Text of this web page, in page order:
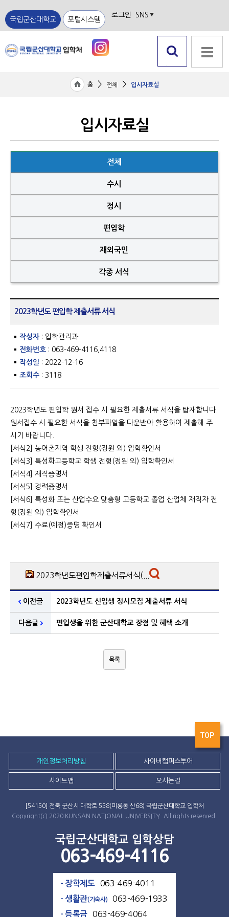
국립군산대학교 포털시스템
로그인 SNS
홈 > 전체 > 입시자료실
입시자료실
전체
수시
정시
편입학
재외국민
각종 서식
2023학년도 편입학 제출서류 서식
작성자 : 입학관리과
전화번호 : 063-469-4116,4118
작성일 : 2022-12-16
조회수 : 3118
2023학년도 편입학 원서 접수 시 필요한 제출서류 서식을 탑재합니다.
원서접수 시 필요한 서식을 첨부파일을 다운받아 활용하여 제출해 주
시기 바랍니다.
[서식2] 농어촌지역 학생 전형(정원 외) 입학확인서
[서식3] 특성화고등학교 학생 전형(정원 외) 입학확인서
[서식4] 재직증명서
[서식5] 경력증명서
[서식6] 특성화 또는 산업수요 맞춤형 고등학교 졸업 산업체 재직자 전
형(정원 외) 입학확인서
[서식7] 수료(예정)증명 확인서
2023학년도편입학제출서류서식(...
이전글 2023학년도 신입생 정시모집 제출서류 서식
다음글 편입생을 위한 군산대학교 장점 및 혜택 소개
목록
개인정보처리방침 사이버캠퍼스투어
사이트맵 오시는길
[54150] 전북 군산시 대학로 558(미룡동 산68) 국립군산대학교 입학처
Copyright(c) 2020 KUNSAN NATIONAL UNIVERSITY. All rights reserved.
국립군산대학교 입학상담
063-469-4116
- 장학제도 063-469-4011
- 생활관(기숙사) 063-469-1933
- 등록금 063-469-4064